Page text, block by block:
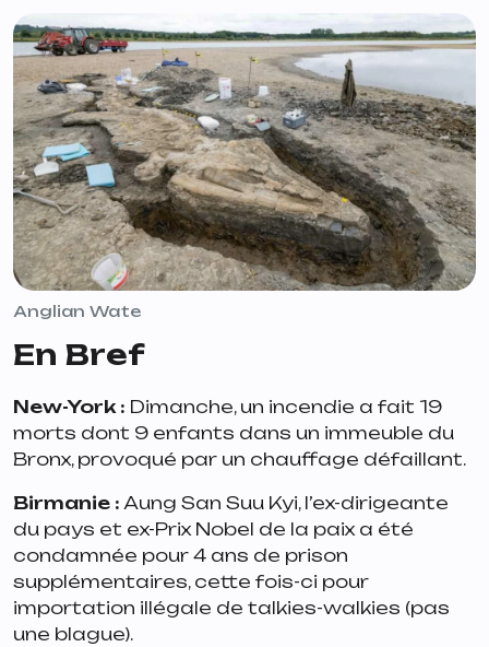
Anglian Wate
En Bref
New-York : Dimanche, un incendie a fait 19
morts dont 9 enfants dans un immeuble du
Bronx, provoqué par un chauffage défaillant.
Birmanie : Aung San Suu Kyi, l’ex-dirigeante
du pays et ex-Prix Nobel de la paix a été
condamnée pour 4 ans de prison
supplémentaires, cette fois-ci pour
importation illégale de talkies-walkies (pas
une blague).